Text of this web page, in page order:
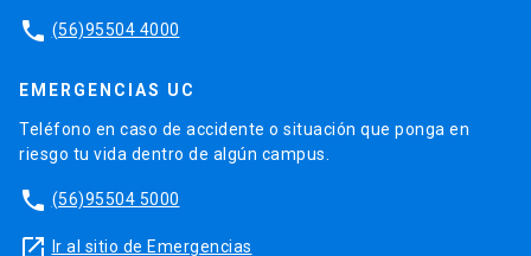
phone (56)95504 4000
EMERGENCIAS UC
Teléfono en caso de accidente o situación que ponga en
riesgo tu vida dentro de algún campus.
phone (56)95504 5000
launch Ir al sitio de Emergencias